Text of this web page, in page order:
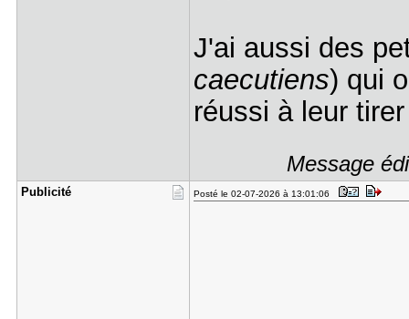
J'ai aussi des
caecutiens) qui
réussi à leur
Message
Publicité Posté le 02-07-2026 à 13:01:06